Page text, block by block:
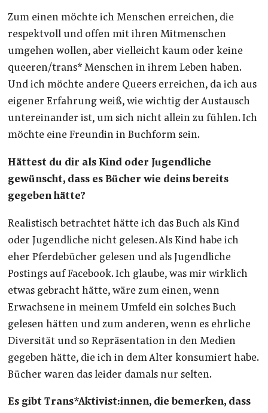
Zum einen möchte ich Menschen erreichen, die
respektvoll und offen mit ihren Mitmenschen
umgehen wollen, aber vielleicht kaum oder keine
queeren/trans* Menschen in ihrem Leben haben.
Und ich möchte andere Queers erreichen, da ich aus
eigener Erfahrung weiß, wie wichtig der Austausch
untereinander ist, um sich nicht allein zu fühlen. Ich
möchte eine Freundin in Buchform sein.
Hättest du dir als Kind oder Jugendliche
gewünscht, dass es Bücher wie deins bereits
gegeben hätte?
Realistisch betrachtet hätte ich das Buch als Kind
oder Jugendliche nicht gelesen. Als Kind habe ich
eher Pferdebücher gelesen und als Jugendliche
Postings auf Facebook. Ich glaube, was mir wirklich
etwas gebracht hätte, wäre zum einen, wenn
Erwachsene in meinem Umfeld ein solches Buch
gelesen hätten und zum anderen, wenn es ehrliche
Diversität und so Repräsentation in den Medien
gegeben hätte, die ich in dem Alter konsumiert habe.
Bücher waren das leider damals nur selten.
Es gibt Trans*Aktivist:innen, die bemerken, dass